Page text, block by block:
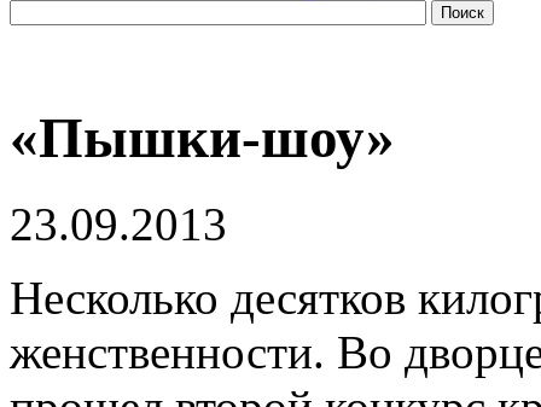
Поиск
«Пышки-шоу»
23.09.2013
Несколько десятков
женственности. Во